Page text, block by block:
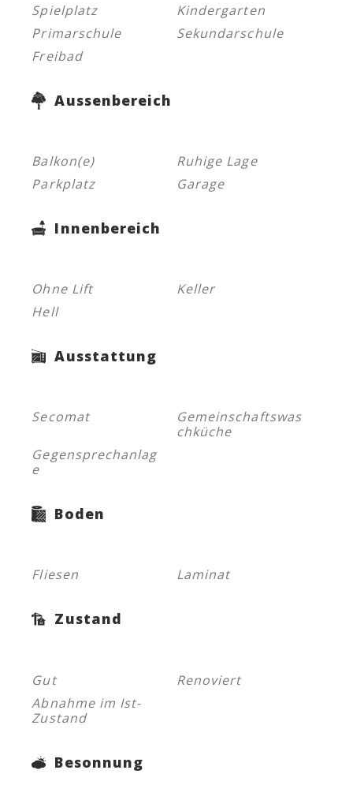
Spielplatz
Kindergarten
Primarschule
Sekundarschule
Freibad
Aussenbereich
Balkon(e)
Ruhige Lage
Parkplatz
Garage
Innenbereich
Ohne Lift
Keller
Hell
Ausstattung
Secomat
Gemeinschaftswas
chküche
Gegensprechanlag
e
Boden
Fliesen Laminat
Zustand
Gut
Renoviert
Abnahme im Ist-
Zustand
Besonnung